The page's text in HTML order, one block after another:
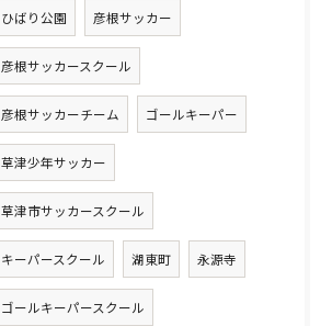
ひばり公園 彦根サッカー
彦根サッカースクール
彦根サッカーチーム ゴールキーパー
草津少年サッカー
草津市サッカースクール
キーパースクール 湖東町 永源寺
ゴールキーパースクール